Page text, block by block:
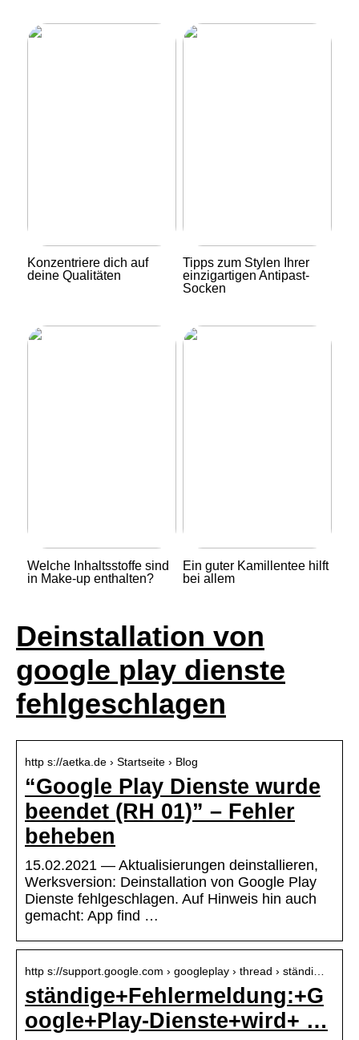
Konzentriere dich auf
deine Qualitäten
Tipps zum Stylen Ihrer
einzigartigen Antipast-
Socken
Welche Inhaltsstoffe sind
in Make-up enthalten?
Ein guter Kamillentee hilft
bei allem
Deinstallation von
google play dienste
fehlgeschlagen
http s://aetka.de › Startseite › Blog
“Google Play Dienste wurde
beendet (RH 01)” – Fehler
beheben
15.02.2021 — Aktualisierungen deinstallieren,
Werksversion: Deinstallation von Google Play
Dienste fehlgeschlagen. Auf Hinweis hin auch
gemacht: App find …
http s://support.google.com › googleplay › thread › ständi…
ständige+Fehlermeldung:+G
oogle+Play-Dienste+wird+ …